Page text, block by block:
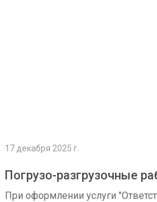
17 декабря 2025 г.
Погрузо-разгрузочные
При оформлении услуги